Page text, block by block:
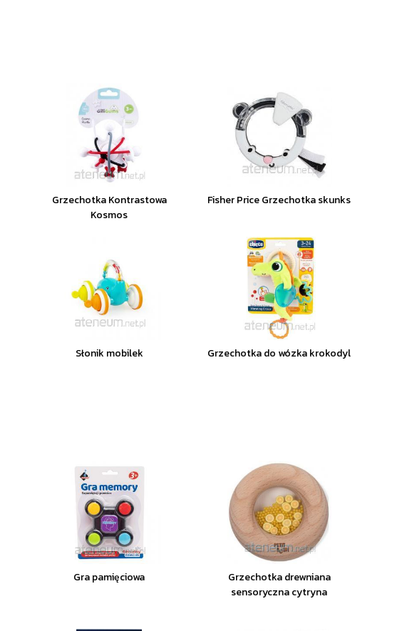
Grzechotka Kontrastowa
Kosmos
Fisher Price Grzechotka skunks
Słonik mobilek Grzechotka do wózka krokodyl
Gra pamięciowa
Grzechotka drewniana
sensoryczna cytryna